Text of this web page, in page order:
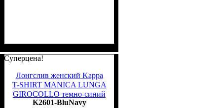
Суперцена!
Лонгслив женский Kappa
T-SHIRT MANICA LUNGA
GIROCOLLO темно-синий
K2601 BluNavy
K2601-BluNavy